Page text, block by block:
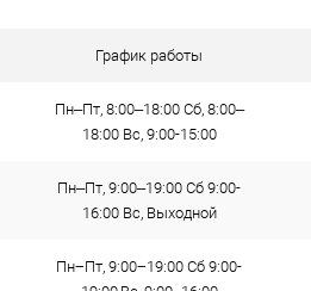
График работы
Пн–Пт, 8:00–18:00 Сб, 8:00–
18:00 Вс, 9:00-15:00
Пн–Пт, 9:00–19:00 Сб 9:00-
16:00 Вс, Выходной
Пн−Пт, 9:00−19:00 Сб 9:00-